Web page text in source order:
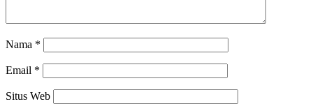
Nama *
Email *
Situs Web